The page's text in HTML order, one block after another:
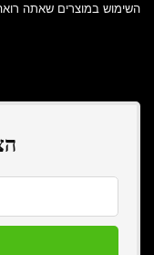
השימוש במוצרים שאתה